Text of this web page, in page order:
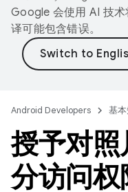
Google 会使用 AI 技
译可能包含错误。
Android Developers 基
授予对
分访问权